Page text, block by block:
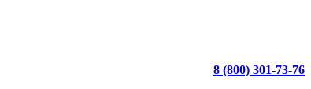
8 (800) 301-73-76